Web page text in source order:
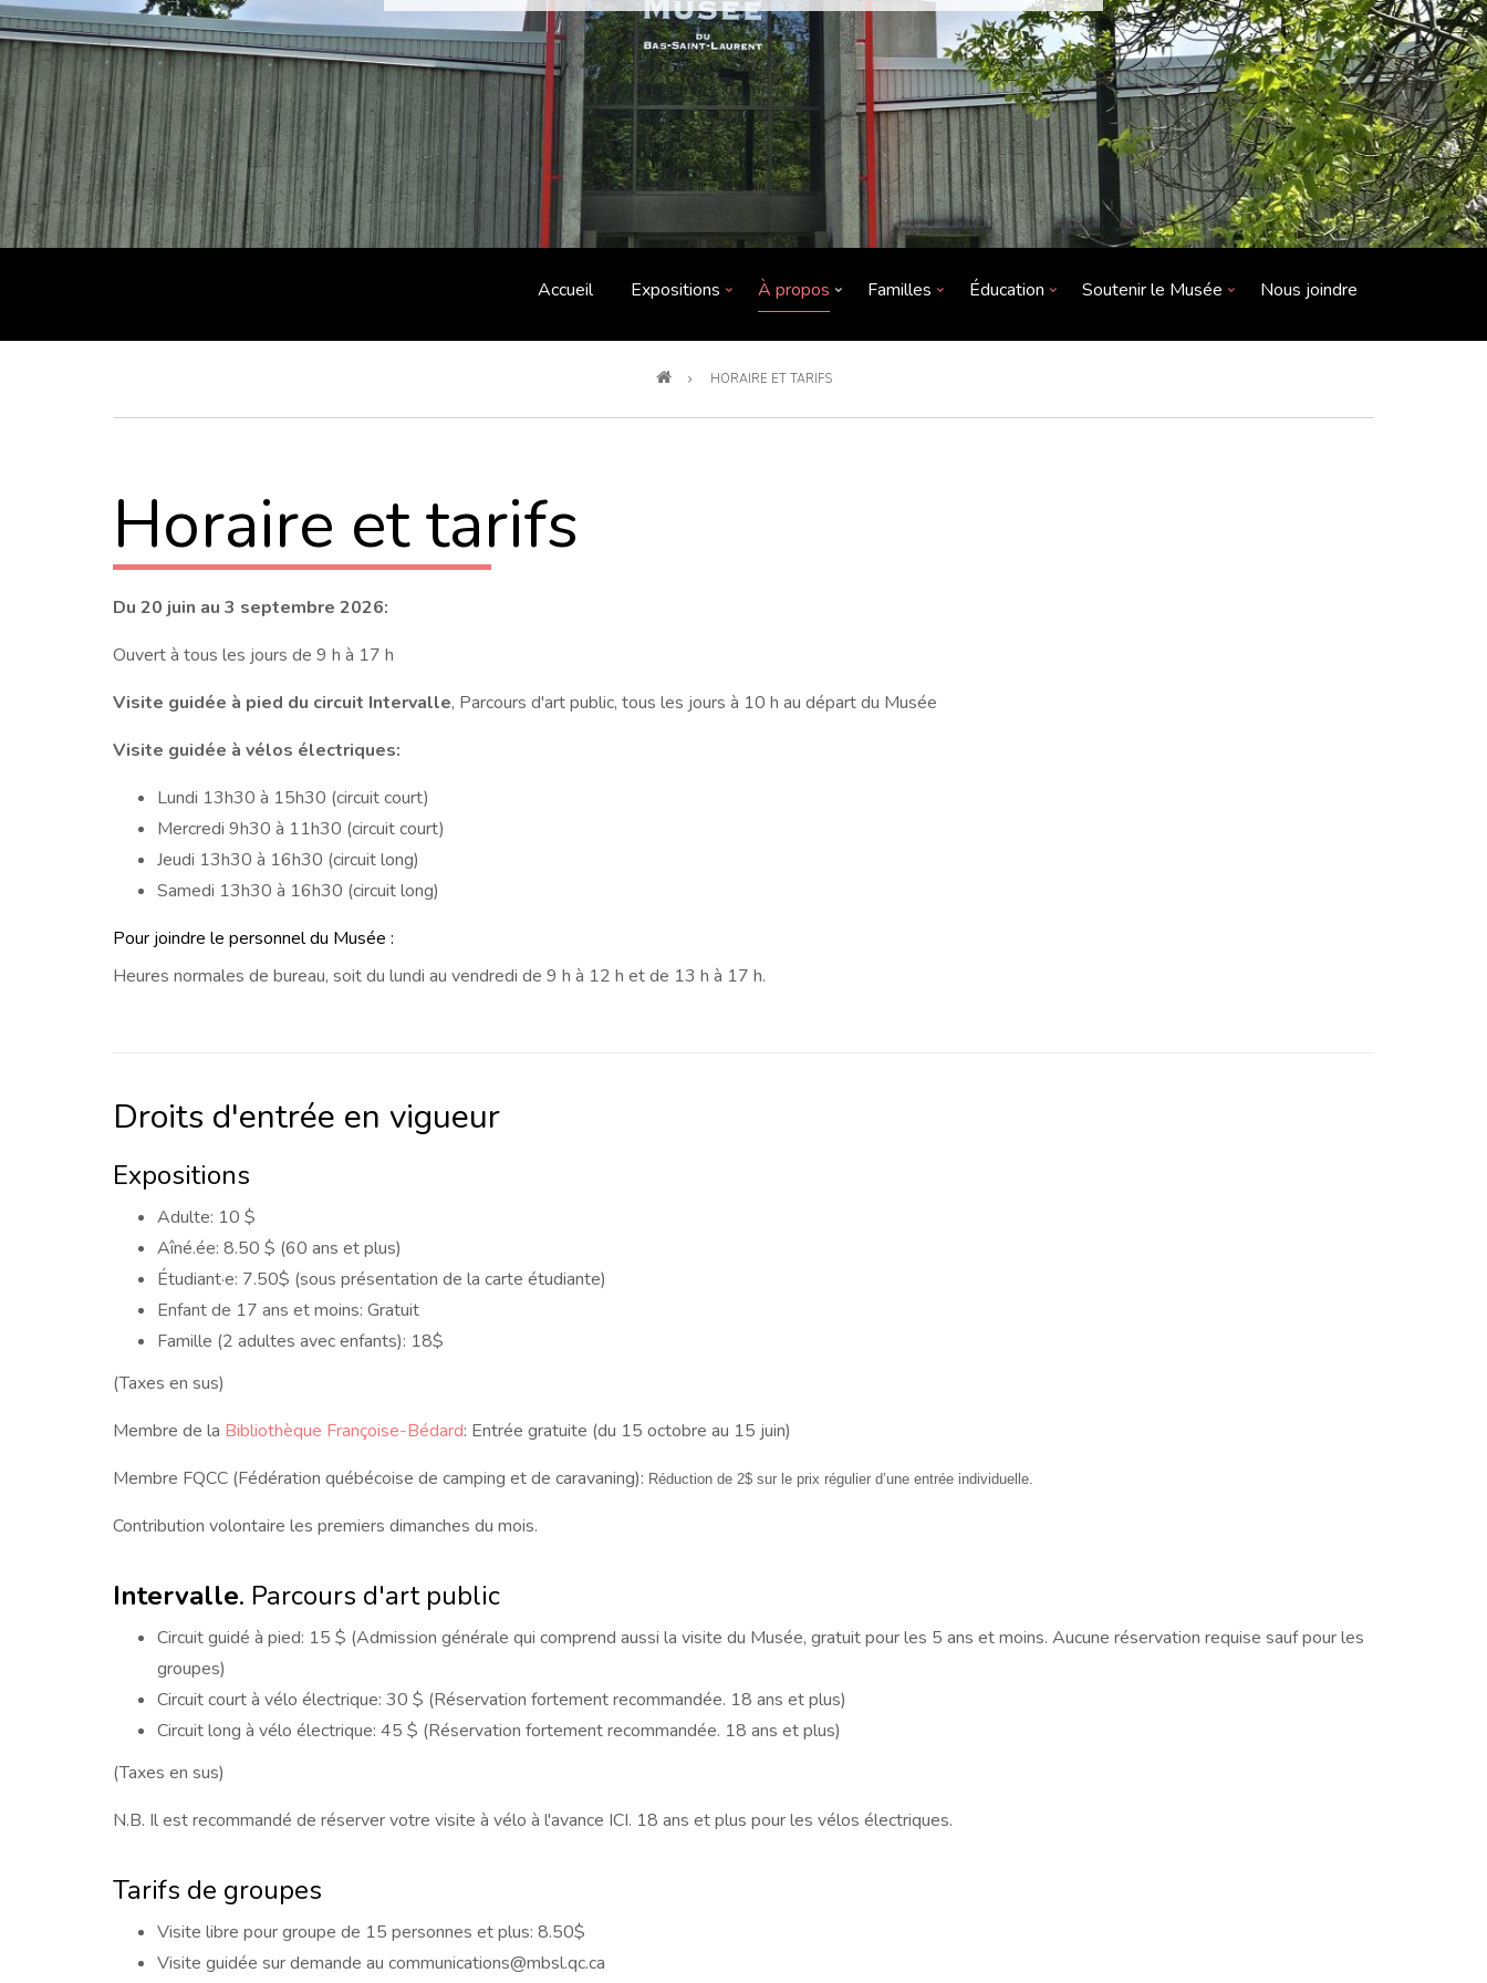
Accueil Expositions À propos Familles Éducation Soutenir le Musée Nous joindre
HORAIRE ET TARIFS
Horaire et tarifs
Du 20 juin au 3 septembre 2026:
Ouvert à tous les jours de 9 h à 17 h
Visite guidée à pied du circuit Intervalle, Parcours d'art public, tous les jours à 10 h au départ du Musée
Visite guidée à vélos électriques:
Lundi 13h30 à 15h30 (circuit court)
Mercredi 9h30 à 11h30 (circuit court)
Jeudi 13h30 à 16h30 (circuit long)
Samedi 13h30 à 16h30 (circuit long)
Pour joindre le personnel du Musée :
Heures normales de bureau, soit du lundi au vendredi de 9 h à 12 h et de 13 h à 17 h.
Droits d'entrée en vigueur
Expositions
Adulte: 10 $
Aîné.ée: 8.50 $ (60 ans et plus)
Étudiant·e: 7.50$ (sous présentation de la carte étudiante)
Enfant de 17 ans et moins: Gratuit
Famille (2 adultes avec enfants): 18$
(Taxes en sus)
Membre de la Bibliothèque Françoise-Bédard: Entrée gratuite (du 15 octobre au 15 juin)
Membre FQCC (Fédération québécoise de camping et de caravaning): Réduction de 2$ sur le prix régulier d’une entrée individuelle.
Contribution volontaire les premiers dimanches du mois.
Intervalle. Parcours d'art public
Circuit guidé à pied: 15 $ (Admission générale qui comprend aussi la visite du Musée, gratuit pour les 5 ans et moins. Aucune réservation requise sauf pour les
groupes)
Circuit court à vélo électrique: 30 $ (Réservation fortement recommandée. 18 ans et plus)
Circuit long à vélo électrique: 45 $ (Réservation fortement recommandée. 18 ans et plus)
(Taxes en sus)
N.B. Il est recommandé de réserver votre visite à vélo à l'avance ICI. 18 ans et plus pour les vélos électriques.
Tarifs de groupes
Visite libre pour groupe de 15 personnes et plus: 8.50$
Visite guidée sur demande au communications@mbsl.qc.ca